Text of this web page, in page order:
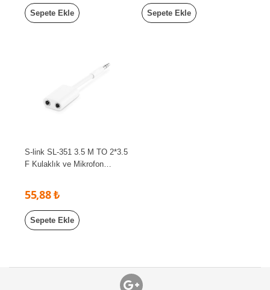
Sepete Ekle Sepete Ekle
S-link SL-351 3.5 M TO 2*3.5
F Kulaklık ve Mikrofon
55,88 ₺
Sepete Ekle